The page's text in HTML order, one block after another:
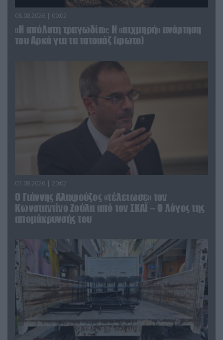
08.08.2026 | 09:02
«Η απόλυτη τραγωδία»: Η «αιχμηρή» ανάρτηση
του Αρκά για τα τατουάζ (φωτο)
07.08.2026 | 20:02
Ο Γιάννης Αλαφούζος «τέλειωσε» τον
Κωνσταντίνο Ζούλα από τον ΣΚΑΪ – Ο λόγος της
απομάκρυνσής του